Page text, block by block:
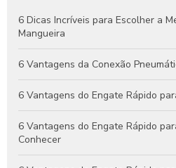
Engates Pneumáticos: Vantagens,
Escolher o Melhor Modelo
Guia Completo de Engates
Dicas de Manutenção
6 Dicas Incríveis para Escolher a
Mangueira
6 Vantagens da Conexão
6 Vantagens do Engate Rápido
6 Vantagens do Engate Rápido
Conhecer